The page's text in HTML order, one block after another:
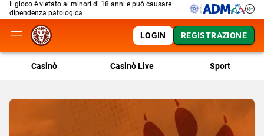
Il gioco è vietato ai minori di 18 anni e può causare
dipendenza patologica
LOGIN REGISTRAZIONE
Casinò Casinò Live Sport